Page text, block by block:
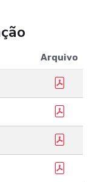
Arquivo